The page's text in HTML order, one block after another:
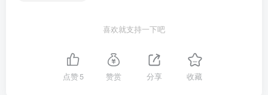
喜欢就支持一下吧
点赞5 赞赏 分享 收藏